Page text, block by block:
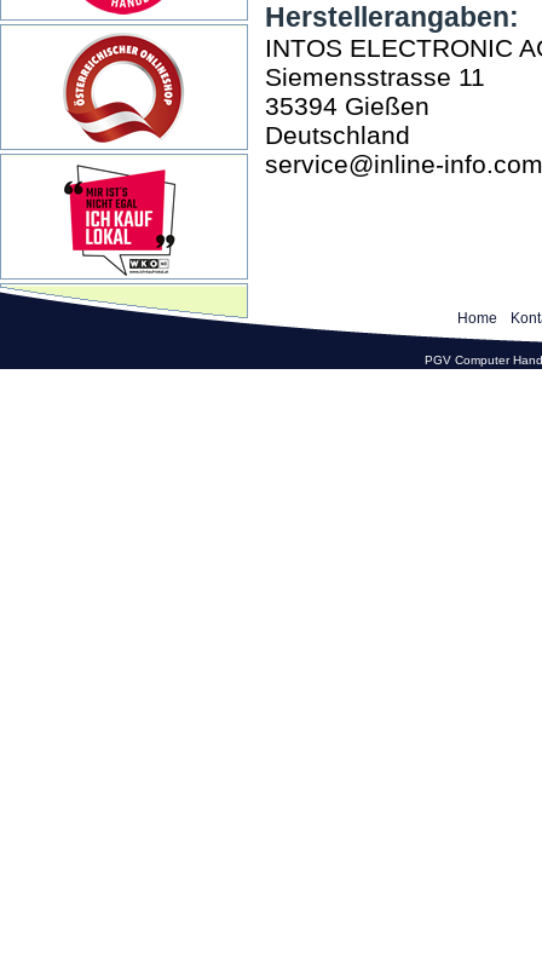
Herstellerangaben:
INTOS ELECTRONIC
Siemensstrasse 11
35394 Gießen
Deutschland
service@inline-info.com
Home
PGV Computer